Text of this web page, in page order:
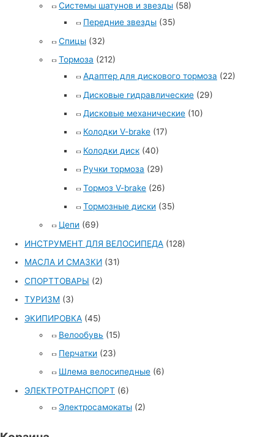
Системы шатунов и звезды (58)
Передние звезды (35)
Спицы (32)
Тормоза (212)
Адаптер для дискового тормоза (22)
Дисковые гидравлические (29)
Дисковые механические (10)
Колодки V-brake (17)
Колодки диск (40)
Ручки тормоза (29)
Тормоз V-brake (26)
Тормозные диски (35)
Цепи (69)
ИНСТРУМЕНТ ДЛЯ ВЕЛОСИПЕДА (128)
МАСЛА И СМАЗКИ (31)
СПОРТТОВАРЫ (2)
ТУРИЗМ (3)
ЭКИПИРОВКА (45)
Велообувь (15)
Перчатки (23)
Шлема велосипедные (6)
ЭЛЕКТРОТРАНСПОРТ (6)
Электросамокаты (2)